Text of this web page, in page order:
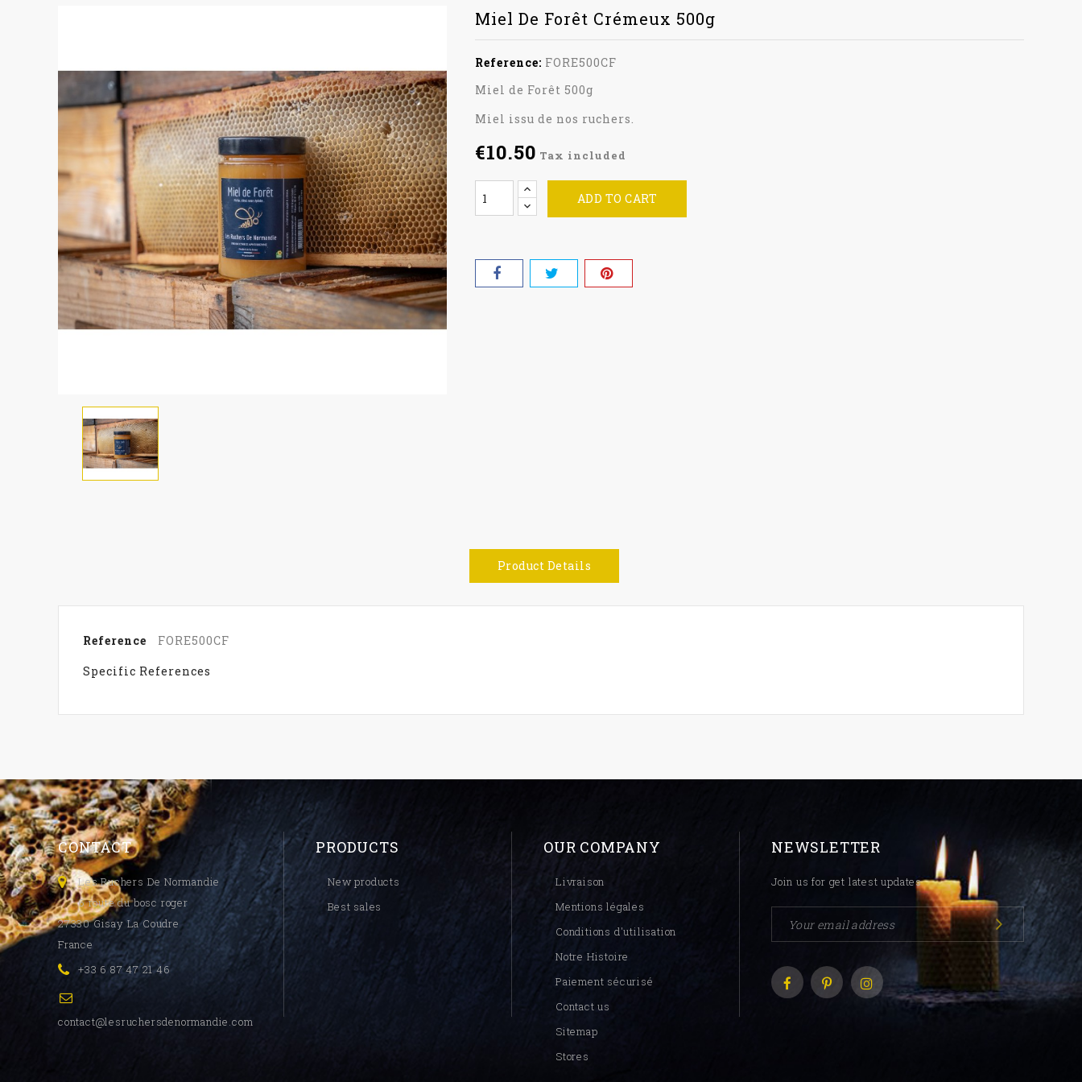
Miel De Forêt Crémeux 500g
Reference: FORE500CF
Miel de Forêt 500g
Miel issu de nos ruchers.
€10.50 Tax included
ADD TO CART
Product Details
Reference
FORE500CF
Specific References
CONTACT
Les Ruchers De Normandie
6 route du bosc roger
27330 Gisay La Coudre
France
+33 6 87 47 21 46
contact@lesruchersdenormandie.com
PRODUCTS
New products
Best sales
OUR COMPANY
Livraison
Mentions légales
Conditions d'utilisation
Notre Histoire
Paiement sécurisé
Contact us
Sitemap
Stores
NEWSLETTER
Join us for get latest updates